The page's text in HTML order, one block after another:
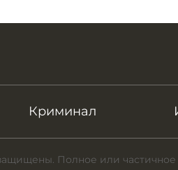
Криминал
Полное или